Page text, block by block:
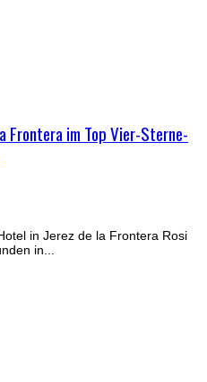
Frontera im Top Vier-Sterne-
in Jerez de la Frontera Rosi
in...